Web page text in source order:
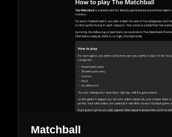
AI面试助手
求职信生成器 育儿 健身
医疗保健
Matchball